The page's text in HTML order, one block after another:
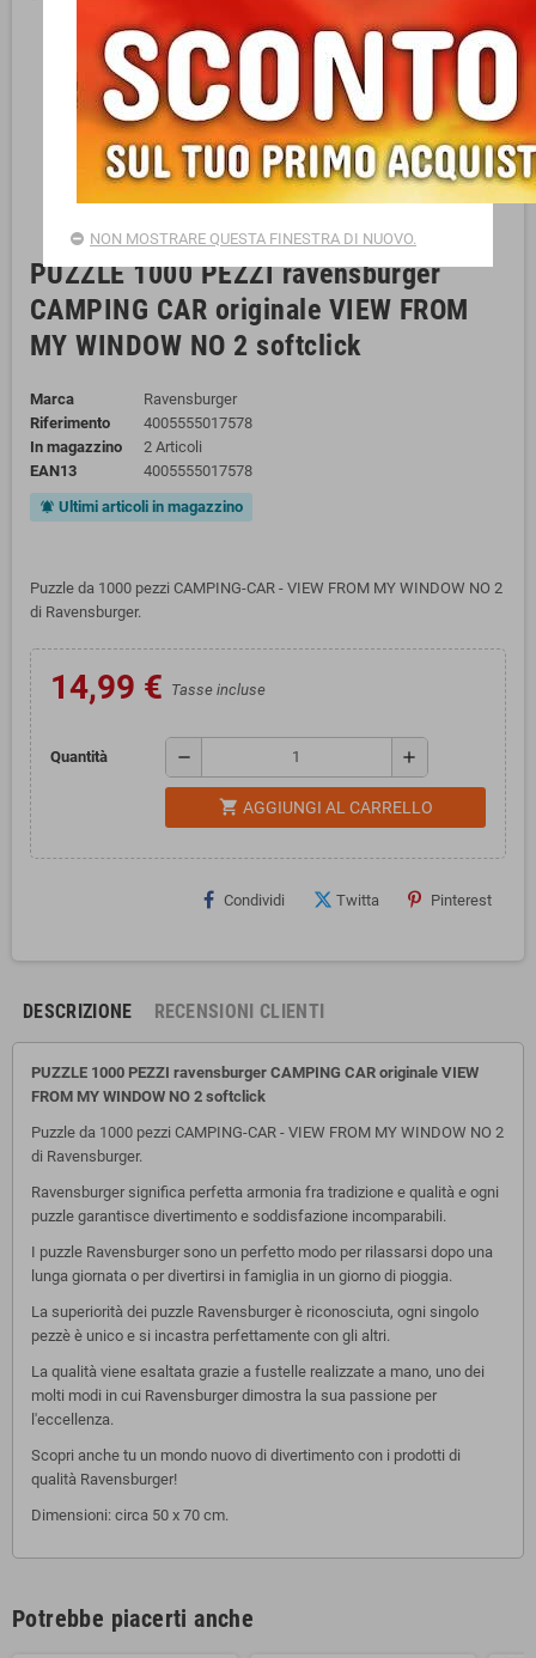
PUZZLE 1000 PEZZI ravensburger
CAMPING CAR originale VIEW FROM
MY WINDOW NO 2 softclick
Marca
Ravensburger
Riferimento
4005555017578
In magazzino
2 Articoli
EAN13
4005555017578
notifications_active Ultimi articoli in magazzino
Puzzle da 1000 pezzi CAMPING-CAR - VIEW FROM MY WINDOW NO 2
di Ravensburger.
14,99 € Tasse incluse
Quantità remove add
shopping_cart AGGIUNGI AL CARRELLO
Condividi Twitta Pinterest
DESCRIZIONE RECENSIONI CLIENTI
PUZZLE 1000 PEZZI ravensburger CAMPING CAR originale VIEW
FROM MY WINDOW NO 2 softclick
Puzzle da 1000 pezzi CAMPING-CAR - VIEW FROM MY WINDOW NO 2
di Ravensburger.
Ravensburger significa perfetta armonia fra tradizione e qualità e ogni
puzzle garantisce divertimento e soddisfazione incomparabili.
I puzzle Ravensburger sono un perfetto modo per rilassarsi dopo una
lunga giornata o per divertirsi in famiglia in un giorno di pioggia.
La superiorità dei puzzle Ravensburger è riconosciuta, ogni singolo
pezzè è unico e si incastra perfettamente con gli altri.
La qualità viene esaltata grazie a fustelle realizzate a mano, uno dei
molti modi in cui Ravensburger dimostra la sua passione per
l'eccellenza.
Scopri anche tu un mondo nuovo di divertimento con i prodotti di
qualità Ravensburger!
Dimensioni: circa 50 x 70 cm.
Potrebbe piacerti anche
NON MOSTRARE QUESTA FINESTRA DI NUOVO.